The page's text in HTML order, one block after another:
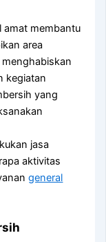
amat membantu
area
kegiatan
yang
jasa
aktivitas
general